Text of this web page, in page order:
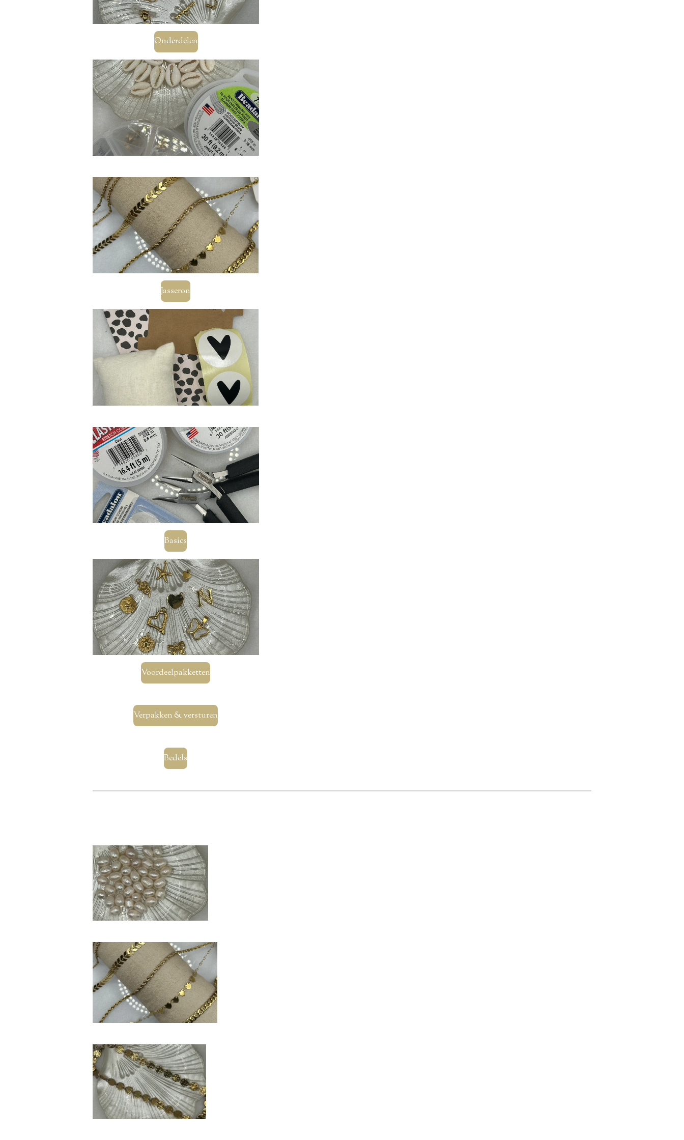
Onderdelen
Jasseron
Basics
Voordeelpakketten
Verpakken & versturen
Bedels